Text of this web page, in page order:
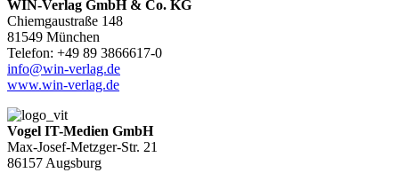
WIN-Verlag GmbH & Co. KG
Chiemgaustraße 148
81549 München
Telefon: +49 89 3866617-0
info@win-verlag.de
www.win-verlag.de
Vogel IT-Medien GmbH
Max-Josef-Metzger-Str. 21
86157 Augsburg